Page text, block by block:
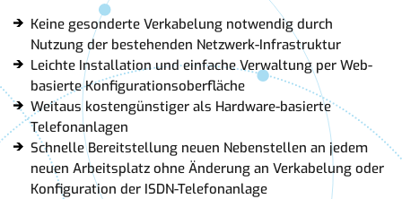
Keine gesonderte Verkabelung notwendig durch
Nutzung der bestehenden Netzwerk-Infrastruktur
Leichte Installation und einfache Verwaltung per Web-
basierte Konfigurationsoberfläche
Weitaus kostengünstiger als Hardware-basierte
Telefonanlagen
Schnelle Bereitstellung neuen Nebenstellen an jedem
neuen Arbeitsplatz ohne Änderung an Verkabelung oder
Konfiguration der ISDN-Telefonanlage